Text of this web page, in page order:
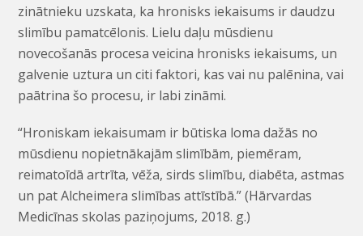
zinātnieku uzskata, ka hronisks iekaisums ir daudzu
slimību pamatcēlonis. Lielu daļu mūsdienu
novecošanās procesa veicina hronisks iekaisums, un
galvenie uztura un citi faktori, kas vai nu palēnina, vai
paātrina šo procesu, ir labi zināmi.
“Hroniskam iekaisumam ir būtiska loma dažās no
mūsdienu nopietnākajām slimībām, piemēram,
reimatoīdā artrīta, vēža, sirds slimību, diabēta, astmas
un pat Alcheimera slimības attīstībā.” (Hārvardas
Medicīnas skolas paziņojums, 2018. g.)